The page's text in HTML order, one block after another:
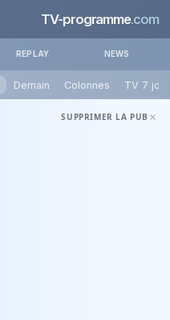
TV-programme.com
REPLAY NEWS
Demain Colonnes TV 7
SUPPRIMER LA PUB